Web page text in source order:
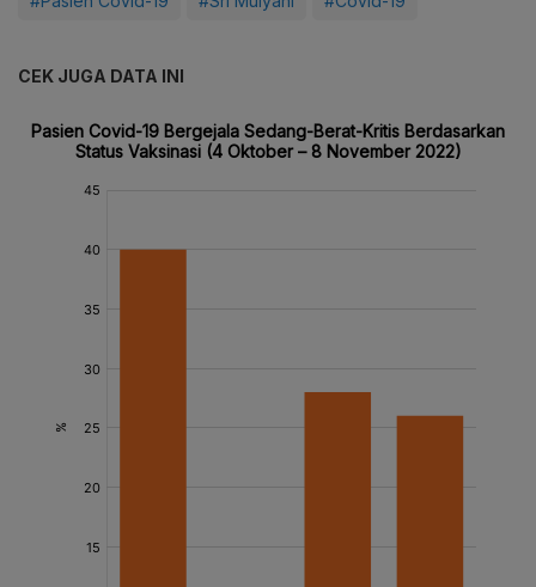
CEK JUGA DATA INI